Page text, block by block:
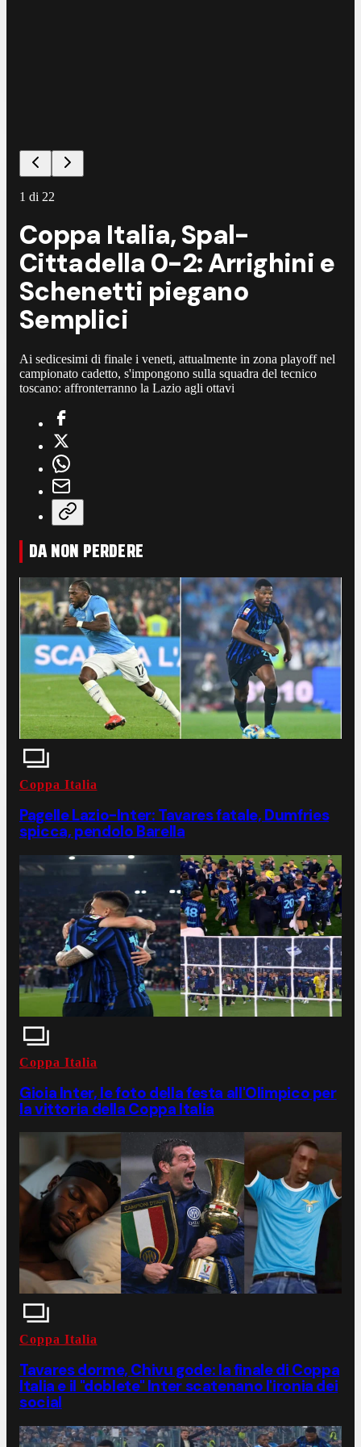
1 di 22
Coppa Italia, Spal-
Cittadella 0-2: Arrighini e
Schenetti piegano
Semplici
Ai sedicesimi di finale i veneti, attualmente in zona playoff nel
campionato cadetto, s'impongono sulla squadra del tecnico
toscano: affronterranno la Lazio agli ottavi
DA NON PERDERE
Coppa Italia
Pagelle Lazio-Inter: Tavares fatale, Dumfries
spicca, pendolo Barella
Coppa Italia
Gioia Inter, le foto della festa all'Olimpico per
la vittoria della Coppa Italia
Coppa Italia
Tavares dorme, Chivu gode: la finale di Coppa
Italia e il "doblete" Inter scatenano l'ironia dei
social